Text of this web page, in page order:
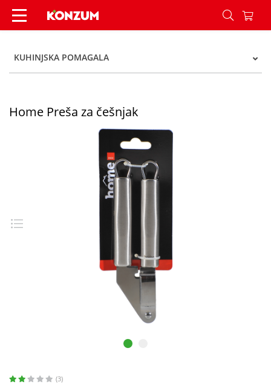
Home Preša za češnjak - Konzum
KUHINJSKA POMAGALA
Home Preša za češnjak
(3)